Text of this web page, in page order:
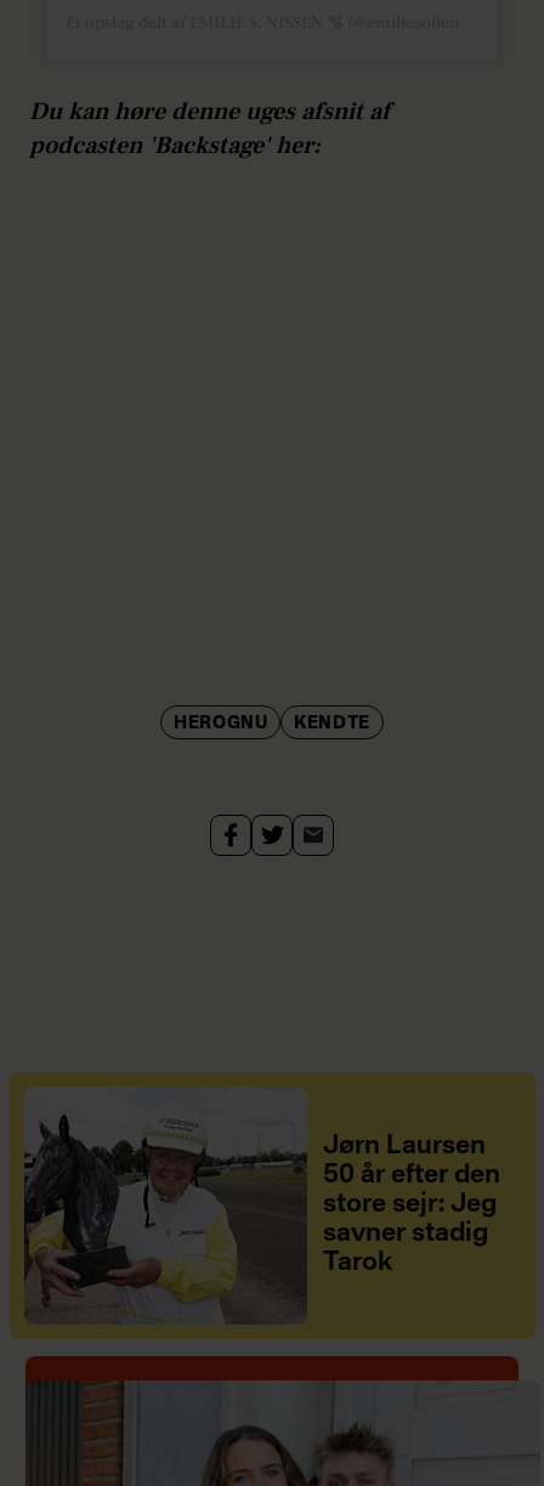
Du kan høre denne uges afsnit af
podcasten 'Backstage' her:
HEROGNU KENDTE
Jørn Laursen
50 år efter den
store sejr: Jeg
savner stadig
Tarok